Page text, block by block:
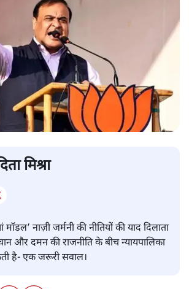
मिश्रा
नाज़ी जर्मनी की नीतियों की याद दिलाता
और दमन की राजनीति के बीच न्यायपालिका
है- एक जरूरी सवाल।